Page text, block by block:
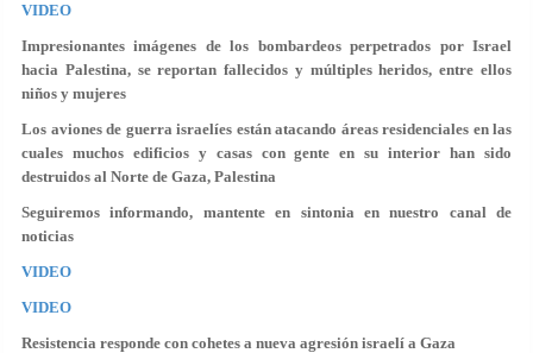
VIDEO
Impresionantes imágenes de los bombardeos perpetrados por Israel
hacia Palestina, se reportan fallecidos y múltiples heridos, entre ellos
niños y mujeres
Los aviones de guerra israelíes están atacando áreas residenciales en las
cuales muchos edificios y casas con gente en su interior han sido
destruidos al Norte de Gaza, Palestina
Seguiremos informando, mantente en sintonia en nuestro canal de
noticias
VIDEO
VIDEO
Resistencia responde con cohetes a nueva agresión israelí a Gaza